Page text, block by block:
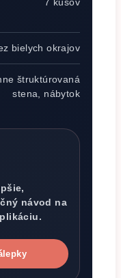
bielych okrajov
štruktúrovaná
stena, nábytok
návod na